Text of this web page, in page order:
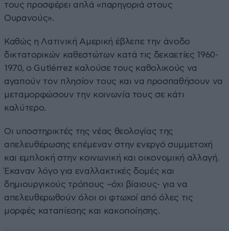
τους προσφέρει απλά «παρηγοριά στους
Ουρανούς».
Καθώς η Λατινική Αμερική έβλεπε την άνοδο
δικτατορικών καθεστώτων κατά τις δεκαετίες 1960-
1970, ο Gutiérrez καλούσε τους καθολικούς να
αγαπούν τον πλησίον τους και να προσπαθήσουν να
μεταμορφώσουν την κοινωνία τους σε κάτι
καλύτερο.
Οι υποστηρικτές της νέας θεολογίας της
απελευθέρωσης επέμεναν στην ενεργό συμμετοχή
και εμπλοκή στην κοινωνική και οικονομική αλλαγή.
Έκαναν λόγο για εναλλακτικές δομές και
δημιουργικούς τρόπους –όχι βίαιους- για να
απελευθερωθούν όλοι οι φτωχοί από όλες τις
μορφές καταπίεσης και κακοποίησης.